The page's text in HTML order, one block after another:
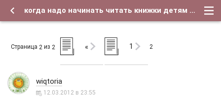
когда надо начинать читать книжки детям - Страница 2 - Форум о детях и для их родителей
Страница 2 из 2 « 1 2
wiqtoria
12.03.2012 в 23:55